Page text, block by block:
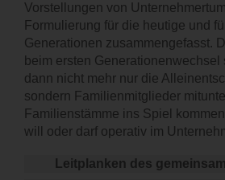
Vorstellungen von
Formulierung für die heutige und
Generationen zusammengefasst.
beim ersten
dann nicht mehr nur die
sondern Familienmitglieder
Familienstämme ins Spiel
will oder darf operativ im
Leitplanken des